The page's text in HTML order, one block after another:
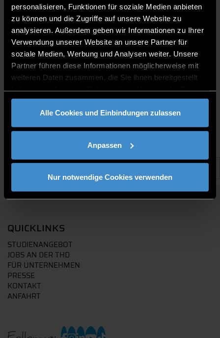
personalisieren, Funktionen für soziale Medien anbieten
zu können und die Zugriffe auf unsere Website zu
analysieren. Außerdem geben wir Informationen zu Ihrer
Verwendung unserer Website an unsere Partner für
soziale Medien, Werbung und Analysen weiter. Unsere
Partner führen diese Informationen möglicherweise mit
weiteren Daten zusammen, die Sie ihnen bereitgestellt
gesammelt haben.
Alle Cookies und Einbindungen zulassen
Anpassen
Nur notwendige Cookies verwenden
Hochschulleitung
Kanzlerin
H 201
0991/3615-214
QUICKLINKS
STUDIENANGEBOT
JOBS AN DER THD
FÜR UNTERNEHMEN
PRESSE
KONTAKT
ANFAHRT